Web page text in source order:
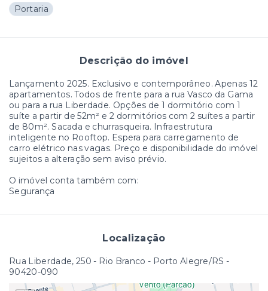
Portaria
Descrição do imóvel
Lançamento 2025. Exclusivo e contemporâneo. Apenas 12
apartamentos. Todos de frente para a rua Vasco da Gama
ou para a rua Liberdade. Opções de 1 dormitório com 1
suíte a partir de 52m² e 2 dormitórios com 2 suítes a partir
de 80m². Sacada e churrasqueira. Infraestrutura
inteligente no Rooftop. Espera para carregamento de
carro elétrico nas vagas. Preço e disponibilidade do imóvel
sujeitos a alteração sem aviso prévio.
O imóvel conta também com:
Segurança
Localização
Rua Liberdade, 250 - Rio Branco - Porto Alegre/RS -
90420-090